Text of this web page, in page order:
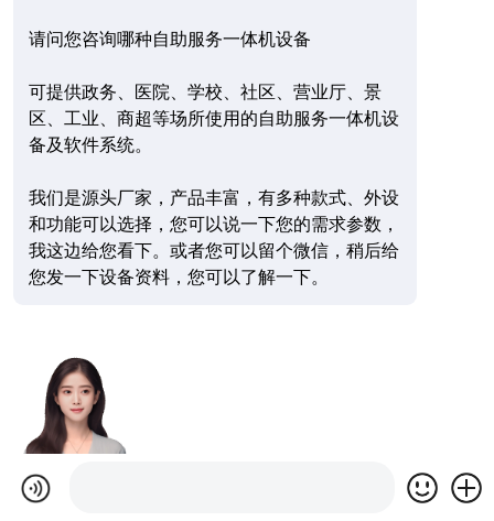
请问您咨询哪种自助服务一体机设备
可提供政务、医院、学校、社区、营业厅、景
区、工业、商超等场所使用的自助服务一体机设
备及软件系统。
我们是源头厂家，产品丰富，有多种款式、外设
和功能可以选择，您可以说一下您的需求参数，
我这边给您看下。或者您可以留个微信，稍后给
您发一下设备资料，您可以了解一下。